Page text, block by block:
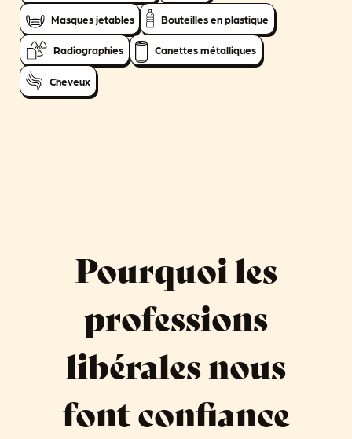
Masques jetables Bouteilles en plastique
Radiographies Canettes métalliques
Cheveux
Pourquoi les
professions
libérales nous
font confiance